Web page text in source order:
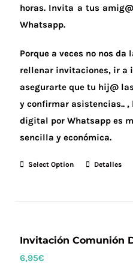
horas. Invita a tus
Whatsapp.
Porque a veces no nos da
rellenar invitaciones, ir a
asegurarte que tu hij@
y confirmar asistencias..
digital por Whatsapp es
sencilla y económica.
Select Option Detalles
Invitación Comunión
6,95€